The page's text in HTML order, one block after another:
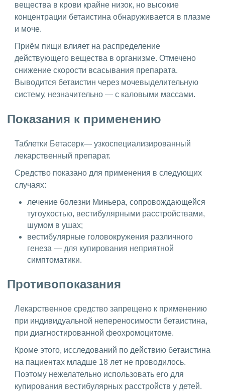
вещества в крови крайне низок, но высокие
концентрации бетаистина обнаруживается в плазме
и моче.
Приём пищи влияет на распределение
действующего вещества в организме. Отмечено
снижение скорости всасывания препарата.
Выводится бетаистин через мочевыделительную
систему, незначительно — с каловыми массами.
Показания к применению
Таблетки Бетасерк— узкоспециализированный
лекарственный препарат.
Средство показано для применения в следующих
случаях:
лечение болезни Миньера, сопровождающейся
тугоухостью, вестибулярными расстройствами,
шумом в ушах;
вестибулярные головокружения различного
генеза — для купирования неприятной
симптоматики.
Противопоказания
Лекарственное средство запрещено к применению
при индивидуальной непереносимости бетаистина,
при диагностированной феохромоцитоме.
Кроме этого, исследований по действию бетаистина
на пациентах младше 18 лет не проводилось.
Поэтому нежелательно использовать его для
купирования вестибулярных расстройств у детей.